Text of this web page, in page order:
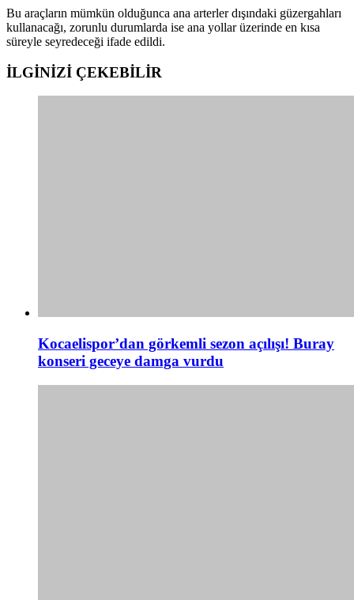
Bu araçların mümkün olduğunca ana arterler dışındaki güzergahları
kullanacağı, zorunlu durumlarda ise ana yollar üzerinde en kısa
süreyle seyredeceği ifade edildi.
İLGİNİZİ ÇEKEBİLİR
Kocaelispor’dan görkemli sezon açılışı! Buray
konseri geceye damga vurdu